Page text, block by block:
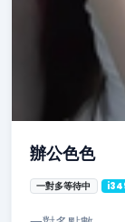
辦公色色
一對多等待中